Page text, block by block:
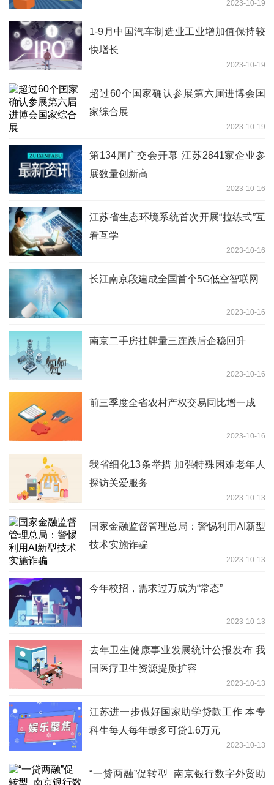
2023-10-19
1-9月中国汽车制造业工业增加值保持较
快增长
2023-10-19
超过60个国家确认参展第六届进博会国
家综合展
2023-10-19
第134届广交会开幕 江苏2841家企业参
展数量创新高
2023-10-16
江苏省生态环境系统首次开展“拉练式”互
看互学
2023-10-16
长江南京段建成全国首个5G低空智联网
2023-10-16
南京二手房挂牌量三连跌后企稳回升
2023-10-16
前三季度全省农村产权交易同比增一成
2023-10-16
我省细化13条举措 加强特殊困难老年人
探访关爱服务
2023-10-13
国家金融监督管理总局：警惕利用AI新型
技术实施诈骗
2023-10-13
今年校招，需求过万成为“常态”
2023-10-13
去年卫生健康事业发展统计公报发布 我
国医疗卫生资源提质扩容
2023-10-13
江苏进一步做好国家助学贷款工作 本专
科生每人每年最多可贷1.6万元
2023-10-13
“一贷两融”促转型 南京银行数字外贸助